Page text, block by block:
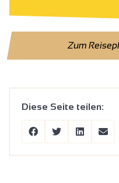
Zum
Diese Seite teilen: